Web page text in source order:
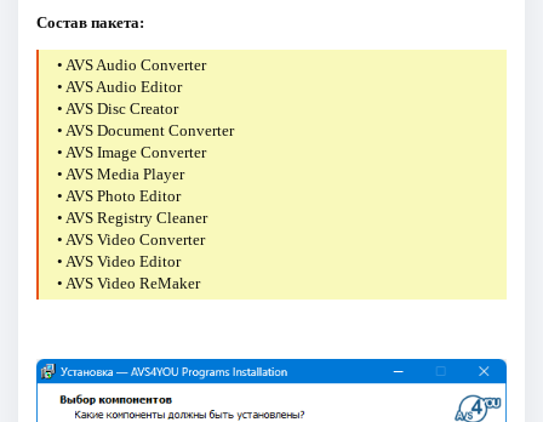
Состав пакета:
• AVS Audio Converter
• AVS Audio Editor
• AVS Disc Creator
• AVS Document Converter
• AVS Image Converter
• AVS Media Player
• AVS Photo Editor
• AVS Registry Cleaner
• AVS Video Converter
• AVS Video Editor
• AVS Video ReMaker